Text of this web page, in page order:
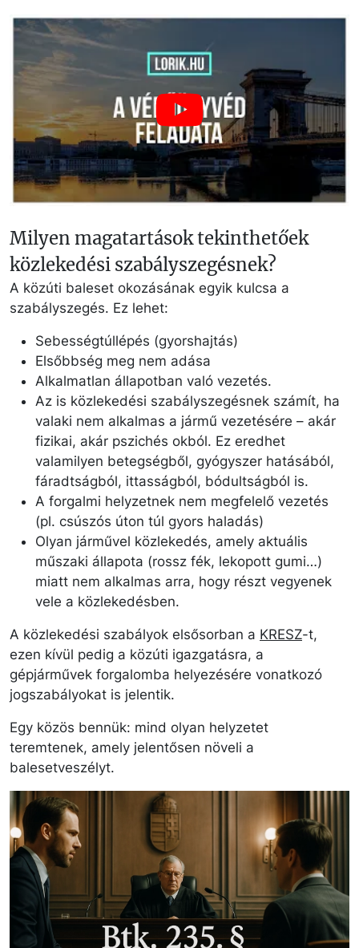
Milyen magatartások tekinthetőek
közlekedési szabályszegésnek?
A közúti baleset okozásának egyik kulcsa a
szabályszegés. Ez lehet:
Sebességtúllépés (gyorshajtás)
Elsőbbség meg nem adása
Alkalmatlan állapotban való vezetés.
Az is közlekedési szabályszegésnek számít, ha
valaki nem alkalmas a jármű vezetésére – akár
fizikai, akár pszichés okból. Ez eredhet
valamilyen betegségből, gyógyszer hatásából,
fáradtságból, ittasságból, bódultságból is.
A forgalmi helyzetnek nem megfelelő vezetés
(pl. csúszós úton túl gyors haladás)
Olyan járművel közlekedés, amely aktuális
műszaki állapota (rossz fék, lekopott gumi…)
miatt nem alkalmas arra, hogy részt vegyenek
vele a közlekedésben.
A közlekedési szabályok elsősorban a KRESZ-t,
ezen kívül pedig a közúti igazgatásra, a
gépjárművek forgalomba helyezésére vonatkozó
jogszabályokat is jelentik.
Egy közös bennük: mind olyan helyzetet
teremtenek, amely jelentősen növeli a
balesetveszélyt.